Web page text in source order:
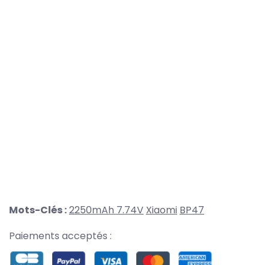
Mots-Clés :2250mAh 7.74V Xiaomi BP47
Paiements acceptés :